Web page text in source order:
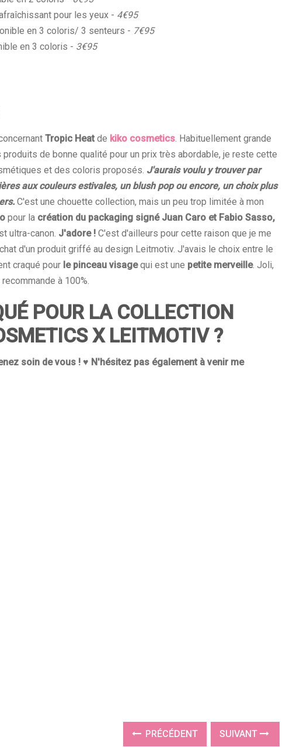
pour les yeux - 4€95
en 3 coloris/ 3 senteurs - 7€95
en 3 coloris - 3€95
Tropic Heat de kiko cosmetics. Habituellement grande
de bonne qualité pour un prix très abordable, je reste cette
et des coloris proposés. J'aurais voulu y trouver par
aux couleurs estivales, un blush pop ou encore, un choix plus
C'est une chouette collection, mais un peu trop limitée à mon
pour la création du packaging signé Juan Caro et Fabio Sasso,
ultra-canon. J'adore ! C'est d'ailleurs pour cette raison que je me
d'un produit griffé au design Leitmotiv. J'avais le choix entre le
craqué pour le pinceau visagequi est une petite merveille. Joli,
à 100%.
POUR LA COLLECTION
X LEITMOTIV ?
soin de vous ! ♥ N'hésitez pas également à venir me
PRÉCÉDENT SUIVANT